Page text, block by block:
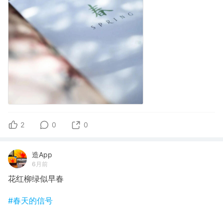
2 0 0
造App
6月前
花红柳绿似早春
#春天的信号